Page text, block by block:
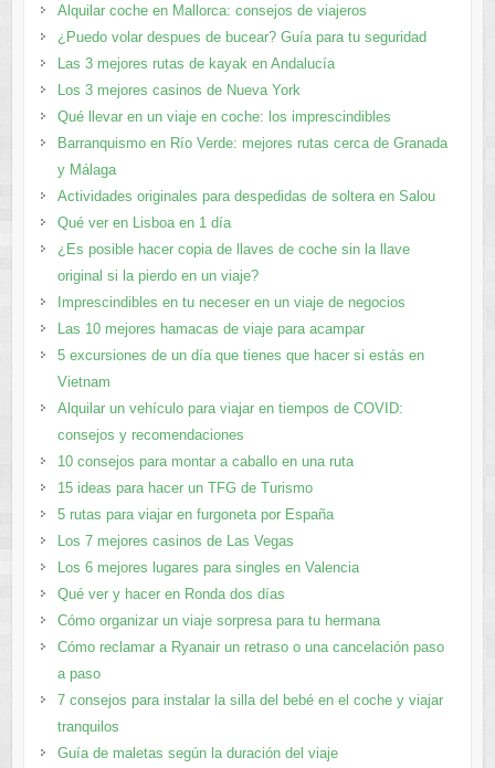
Alquilar coche en Mallorca: consejos de viajeros
¿Puedo volar despues de bucear? Guía para tu seguridad
Las 3 mejores rutas de kayak en Andalucía
Los 3 mejores casinos de Nueva York
Qué llevar en un viaje en coche: los imprescindibles
Barranquismo en Río Verde: mejores rutas cerca de Granada
y Málaga
Actividades originales para despedidas de soltera en Salou
Qué ver en Lisboa en 1 día
¿Es posible hacer copia de llaves de coche sin la llave
original si la pierdo en un viaje?
Imprescindibles en tu neceser en un viaje de negocios
Las 10 mejores hamacas de viaje para acampar
5 excursiones de un día que tienes que hacer si estás en
Vietnam
Alquilar un vehículo para viajar en tiempos de COVID:
consejos y recomendaciones
10 consejos para montar a caballo en una ruta
15 ideas para hacer un TFG de Turismo
5 rutas para viajar en furgoneta por España
Los 7 mejores casinos de Las Vegas
Los 6 mejores lugares para singles en Valencia
Qué ver y hacer en Ronda dos días
Cómo organizar un viaje sorpresa para tu hermana
Cómo reclamar a Ryanair un retraso o una cancelación paso
a paso
7 consejos para instalar la silla del bebé en el coche y viajar
tranquilos
Guía de maletas según la duración del viaje